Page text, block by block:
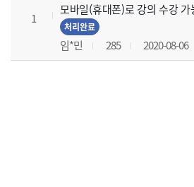
1
모바일(휴대폰)로 강의 수강 가
처리완료
임*민 285 2020-08-06